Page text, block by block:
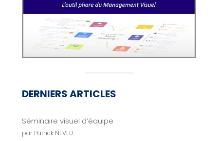
DERNIERS ARTICLES
Séminaire visuel d’équipe
par Patrick NEVEU